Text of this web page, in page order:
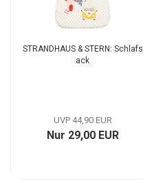
STRANDHAUS & STERN: Schlafs
ack
UVP 44,90 EUR
Nur 29,00 EUR